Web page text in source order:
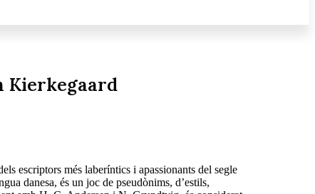
Kierkegaard
escriptors més laberíntics i apassionants del segle
danesa, és un joc de pseudònims, d’estils,